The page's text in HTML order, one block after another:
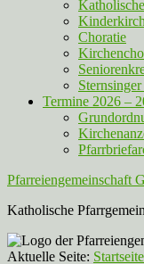
Choratie
Termine 2026 –
Pfarreiengemeinschaft
Katholische
Aktuelle Seite: Startseite